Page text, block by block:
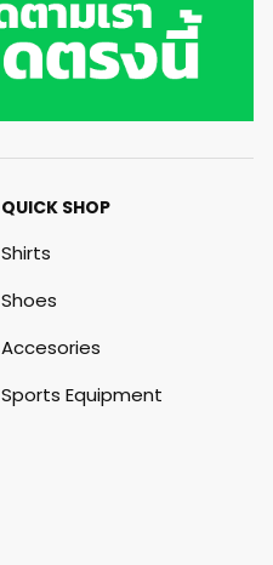
QUICK SHOP
Shirts
Shoes
Accesories
Sports Equipment